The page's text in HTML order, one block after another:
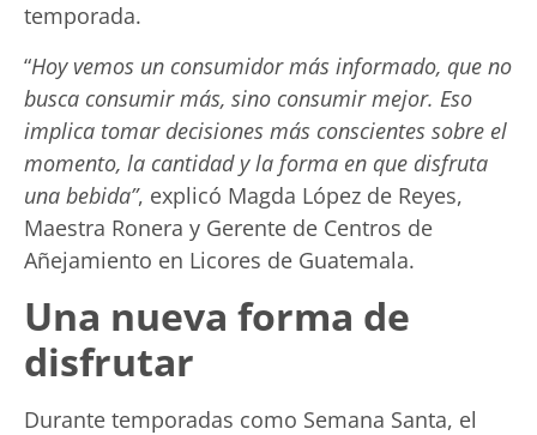
temporada.
“Hoy vemos un consumidor más informado, que no
busca consumir más, sino consumir mejor. Eso
implica tomar decisiones más conscientes sobre el
momento, la cantidad y la forma en que disfruta
una bebida”, explicó Magda López de Reyes,
Maestra Ronera y Gerente de Centros de
Añejamiento en Licores de Guatemala.
Una nueva forma de
disfrutar
Durante temporadas como Semana Santa, el